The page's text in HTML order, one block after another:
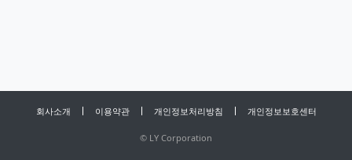
회사소개 이용약관 개인정보처리방침 개인정보보호센터
© LY Corporation